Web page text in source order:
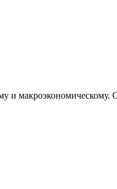
и макроэкономическому.